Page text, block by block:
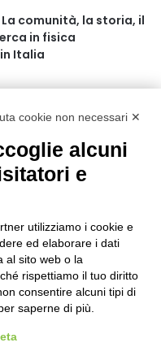
La comunità, la storia, il
in fisica
Italia
stagione turistica
alla Festa della
Loris Amantea è il
Officer
dell’estate
cookie non necessari ✕
alcuni
e
utilizziamo i cookie e
ed elaborare i dati
al sito web o la
rispettiamo il tuo diritto
consentire alcuni tipi di
saperne di più.